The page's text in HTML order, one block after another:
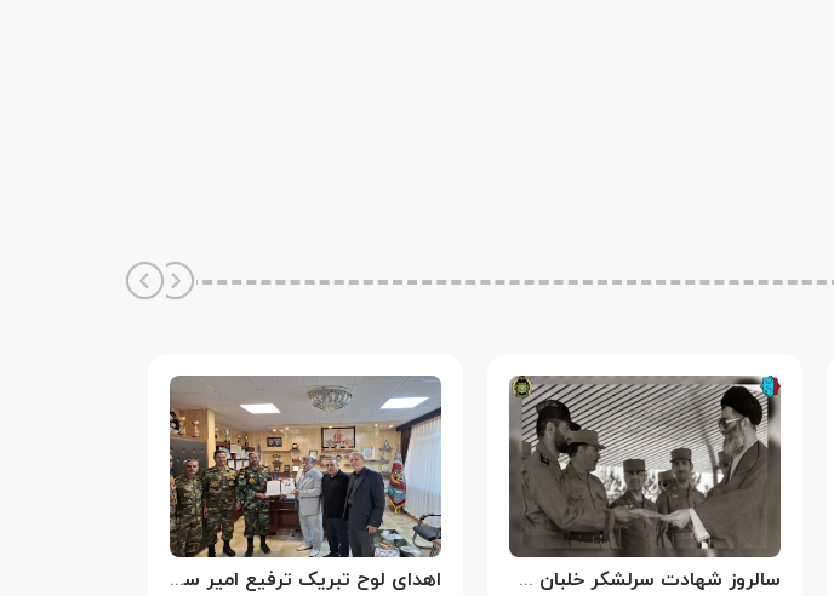
سالروز شهادت سرلشکر خلبان عباس بابایی اهدای لوح تبریک ترفیع امیر سرتیپ۲ ستاد شهریار پورفضلی فرمانده تیپ ۳۶۴ شهید نصیرزاده نزاجا مستقر در مهاباد